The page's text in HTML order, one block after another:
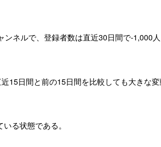
ネルで、登録者数は直近30日間で-1,000
15日間と前の15日間を比較しても大きな
る状態である。